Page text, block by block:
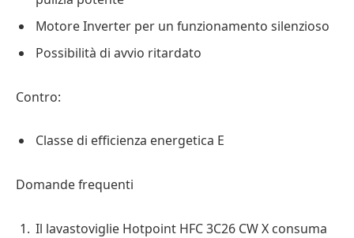
Motore Inverter per un funzionamento silenzioso
Possibilità di avvio ritardato
Contro:
Classe di efficienza energetica E
Domande frequenti
Il lavastoviglie Hotpoint HFC 3C26 CW X consuma